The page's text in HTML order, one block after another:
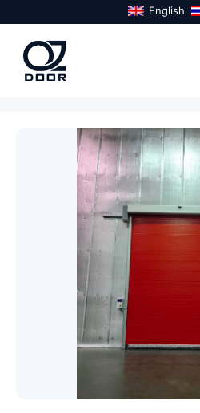
to
content
English